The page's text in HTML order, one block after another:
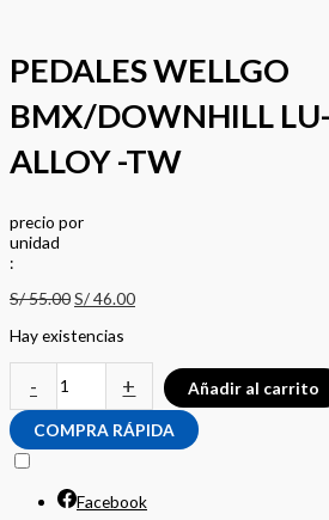
PEDALES WELLGO
BMX/DOWNHILL
ALLOY -TW
precio por
unidad
:
S/55.00S/46.00
Hay existencias
- + Añadir al carrito
COMPRA RÁPIDA
Facebook